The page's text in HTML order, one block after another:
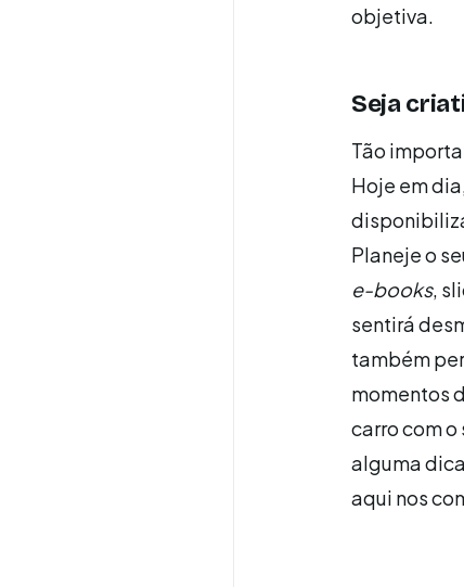
objetiva.
Seja
Tão
Hoje em
Planeje o
e-books,
sentirá
também
momentos
carro com o
alguma
aqui nos